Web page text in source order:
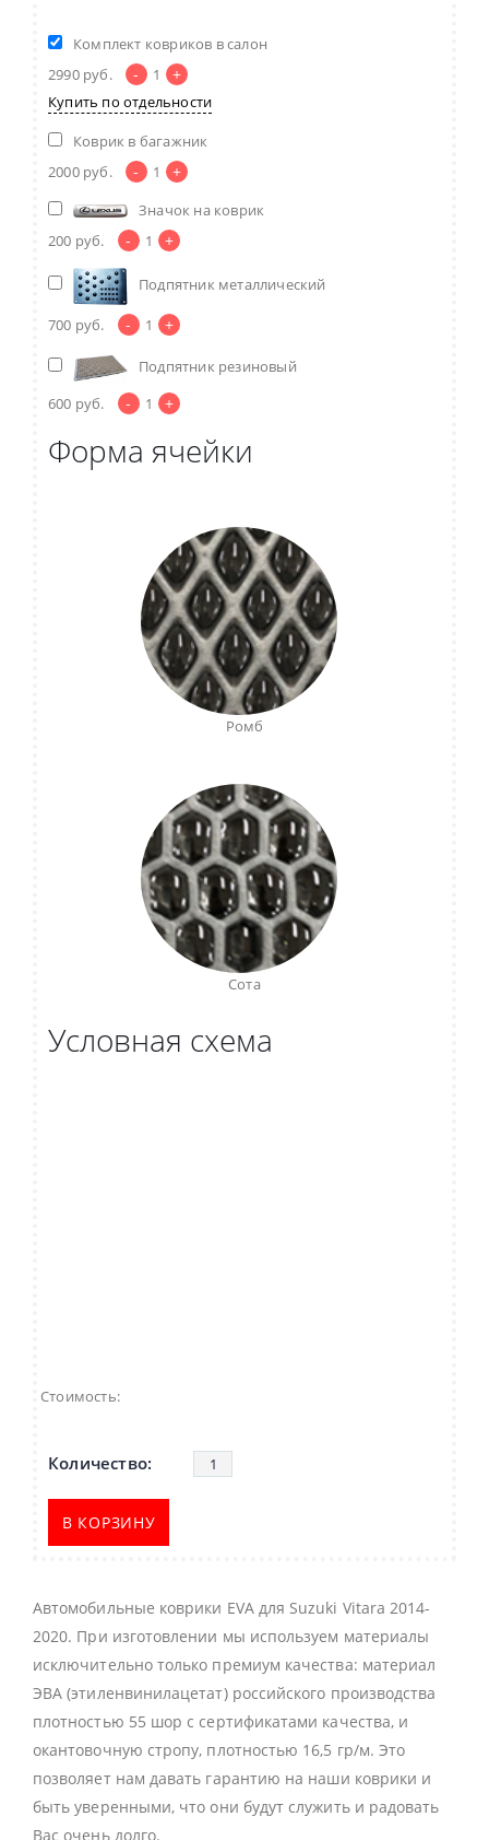
Комплект ковриков в салон
2990 руб. - 1 +
Купить по отдельности
Коврик в багажник
2000 руб. - 1 +
Значок на коврик
200 руб. - 1 +
Подпятник металлический
700 руб. - 1 +
Подпятник резиновый
600 руб. - 1 +
Форма ячейки
Ромб
Сота
Условная схема
Стоимость:
В КОРЗИНУ
Автомобильные коврики EVA для Suzuki Vitara 2014-
2020. При изготовлении мы используем материалы
исключительно только премиум качества: материал
ЭВА (этиленвинилацетат) российского производства
плотностью 55 шор с сертификатами качества, и
окантовочную стропу, плотностью 16,5 гр/м. Это
позволяет нам давать гарантию на наши коврики и
быть уверенными, что они будут служить и радовать
Вас очень долго.